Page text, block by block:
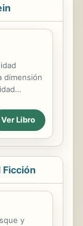
dimensión
Cuando
se
El espíritu
una luz
sus
Ver Libro
y